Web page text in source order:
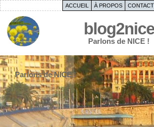
ACCUEIL À PROPOS
blog2nice
Parlons de NICE !
Parlons de NICE !